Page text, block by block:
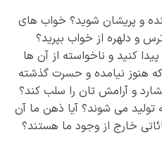
هایی دارد؟
شیطان چگونه حریفی
شیطان را تشخیص
حملات شیطان مناسب‌ ترین
و پریشان شوید؟ خواب های
و دلهره از خواب بپرید؟
کنید و ناخواسته از آن ها
که هنوز نیامده و حسرت گذشته
و آرامش تان را سلب کند؟
تولید می شوند؟ آیا ذهن ما آن
خارج از وجود ما هستند؟